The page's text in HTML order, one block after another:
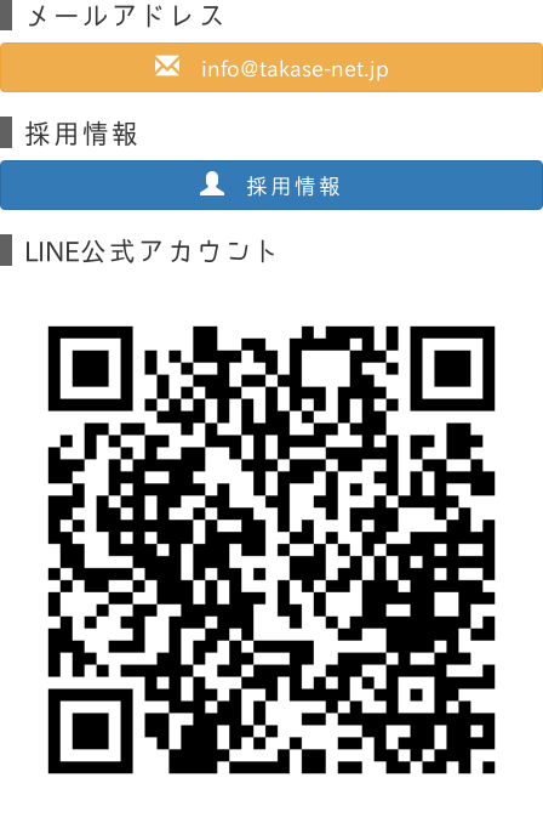
メールアドレス
info@takase-net.jp
採用情報
採用情報
LINE公式アカウント